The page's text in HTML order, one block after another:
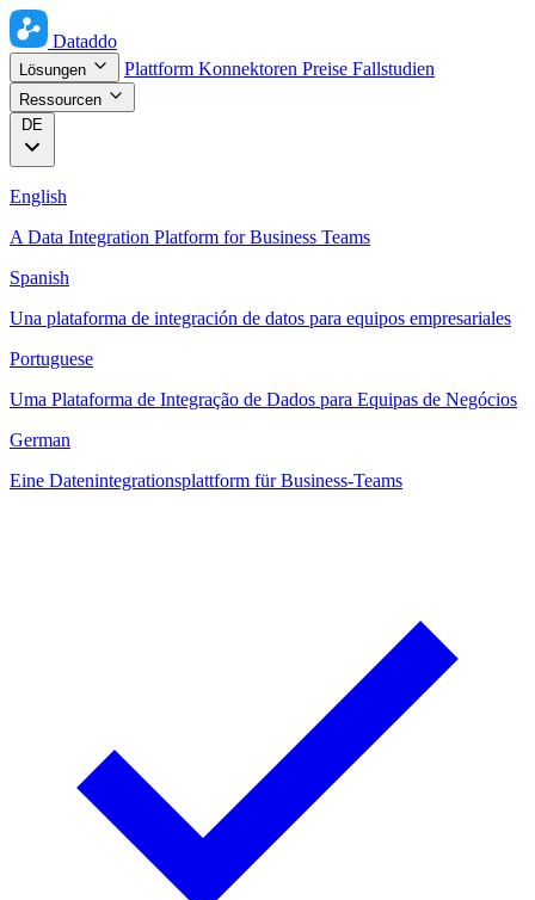
Dataddo
Lösungen Plattform Konnektoren Preise Fallstudien
Ressourcen
DE
English
A Data Integration Platform for Business Teams
Spanish
Una plataforma de integración de datos para equipos empresariales
Portuguese
Uma Plataforma de Integração de Dados para Equipas de Negócios
German
Eine Datenintegrationsplattform für Business-Teams